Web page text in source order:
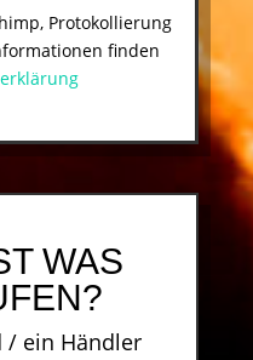
Protokollierung
finden
WAS
/ ein Händler